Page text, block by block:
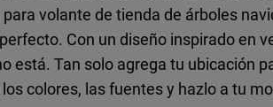
volante de tienda de árboles
Con un diseño inspirado en
está. Tan solo agrega tu ubicación
colores, las fuentes y hazlo a tu